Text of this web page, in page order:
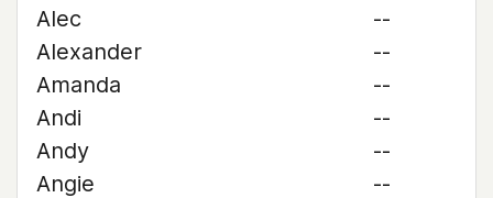
Alec
--
Alexander
--
Amanda
--
Andi
--
Andy
--
Angie
--